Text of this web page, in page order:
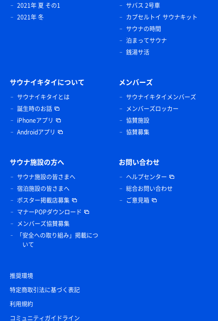
2021年 夏 その1
2021年 冬
サバス 2号車
カプセルトイ サウナキット
サウナの時間
泊まってサウナ
銭湯サ活
サウナイキタイについて
サウナイキタイとは
誕生時のお話
iPhoneアプリ
Androidアプリ
メンバーズ
サウナイキタイメンバーズ
メンバーズロッカー
協賛施設
協賛募集
サウナ施設の方へ
サウナ施設の皆さまへ
宿泊施設の皆さまへ
ポスター掲載店募集
マナーPOPダウンロード
メンバーズ協賛募集
「安全への取り組み」掲載につ
いて
お問い合わせ
ヘルプセンター
総合お問い合わせ
ご意見箱
推奨環境
特定商取引法に基づく表記
利用規約
コミュニティガイドライン